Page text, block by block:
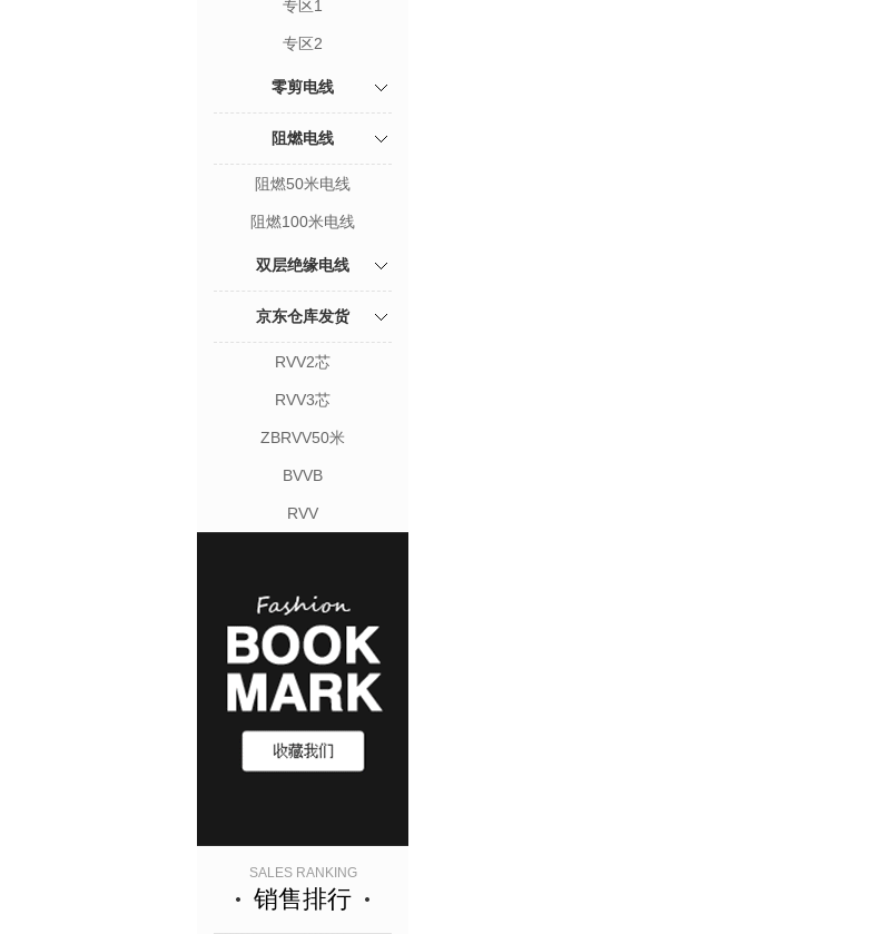
专区1
专区2
零剪电线
阻燃电线
阻燃50米电线
阻燃100米电线
双层绝缘电线
京东仓库发货
RVV2芯
RVV3芯
ZBRVV50米
BVVB
RVV
SALES RANKING
销售排行